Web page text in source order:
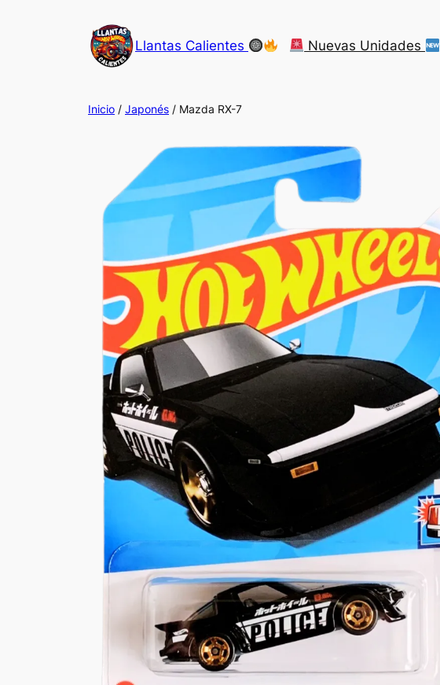
Llantas Calientes Nuevas Unidades
Inicio / Japonés / Mazda RX-7